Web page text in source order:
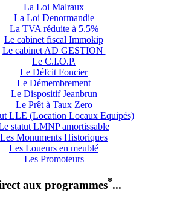
La Loi Malraux
La Loi Denormandie
La TVA réduite à 5.5%
Le cabinet fiscal Immokip
Le cabinet AD GESTION
Le C.I.O.P.
Le Défcit Foncier
Le Démembrement
Le Dispositif Jeanbrun
Le Prêt à Taux Zero
LLE (Location Locaux Equipés)
statut LMNP amortissable
Les Monuments Historiques
Les Loueurs en meublé
Les Promoteurs
aux programmes*...